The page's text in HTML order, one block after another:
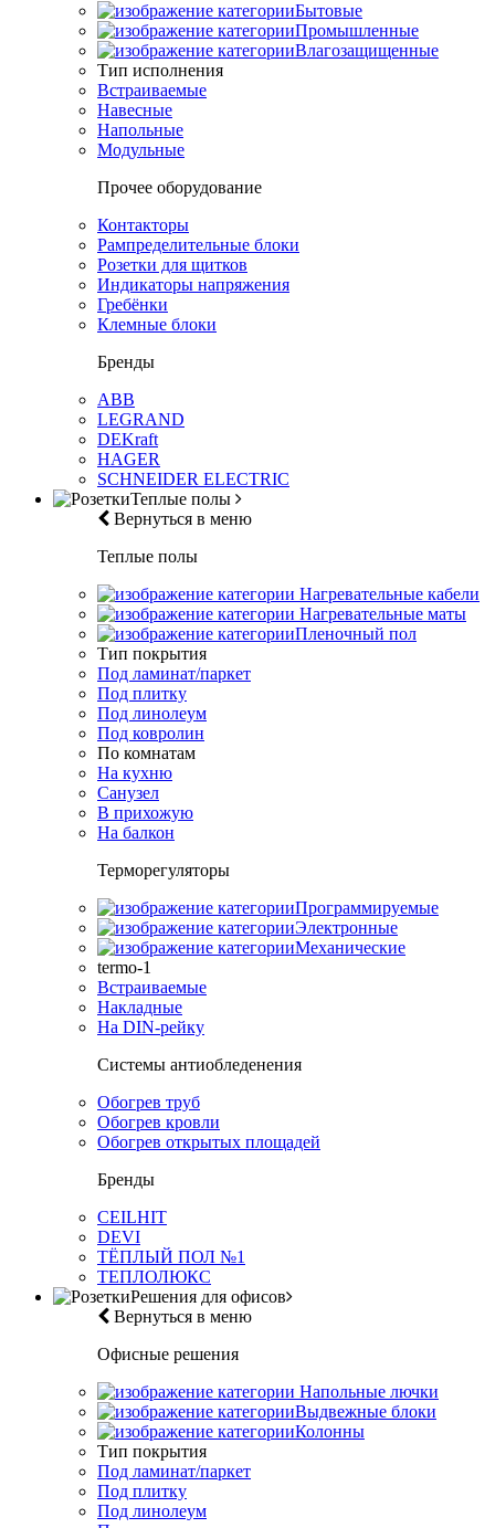
Бытовые
Промышленные
Влагозащищенные
Тип исполнения
Встраиваемые
Навесные
Напольные
Модульные
Прочее оборудование
Контакторы
Рампределительные блоки
Розетки для щитков
Индикаторы напряжения
Гребёнки
Клемные блоки
Бренды
ABB
LEGRAND
DEKraft
HAGER
SCHNEIDER ELECTRIC
Теплые полы
Вернуться в меню
Теплые полы
Нагревательные кабели
Нагревательные маты
Пленочный пол
Тип покрытия
Под ламинат/паркет
Под плитку
Под линолеум
Под ковролин
По комнатам
На кухню
Санузел
В прихожую
На балкон
Терморегуляторы
Программируемые
Электронные
Механические
termo-1
Встраиваемые
Накладные
На DIN-рейку
Системы антиобледенения
Обогрев труб
Обогрев кровли
Обогрев открытых площадей
Бренды
CEILHIT
DEVI
ТЁПЛЫЙ ПОЛ №1
ТЕПЛОЛЮКС
Решения для офисов
Вернуться в меню
Офисные решения
Напольные лючки
Выдвежные блоки
Колонны
Тип покрытия
Под ламинат/паркет
Под плитку
Под линолеум